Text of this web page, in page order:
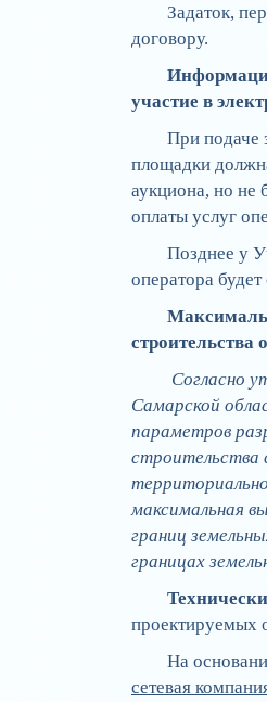
Задаток,
договору.
участие в
При подаче
площадки
аукциона, но не
оплаты услуг
Позднее у
оператора будет
строительства
Согласно
Самарской
параметров
строительства
максимальная
границ
границах
проектируемых
На
сетевая